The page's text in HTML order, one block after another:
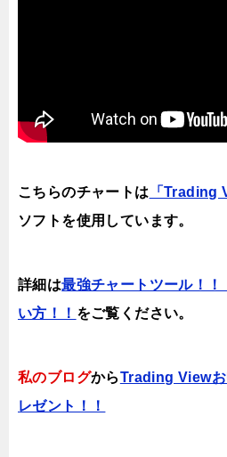
こちらのチャートは 「Trading
ソフトを使用しています。
詳細は最強チャートツール！
い方！！ をご覧ください。
私のブログからTrading View
レゼント！！